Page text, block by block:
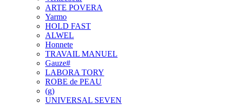
ARTE POVERA
Yarmo
HOLD FAST
ALWEL
Honnete
TRAVAIL MANUEL
Gauze#
LABORA TORY
ROBE de PEAU
(g)
UNIVERSAL SEVEN